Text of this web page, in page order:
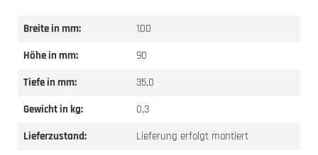
Breite in mm:
100
Höhe in mm:
90
Tiefe in mm:
35,0
Gewicht in kg:
0,3
Lieferzustand:
Lieferung erfolgt montiert